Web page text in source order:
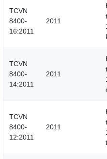
TCVN
8400-
16:2011
2011
TCVN
8400-
14:2011
2011
TCVN
8400-
12:2011
2011